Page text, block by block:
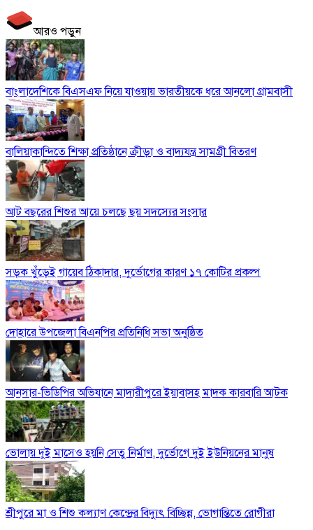
আরও পড়ুন
বাংলাদেশিকে বিএসএফ নিয়ে যাওয়ায় ভারতীয়কে ধরে আনলো গ্রামবাসী
বালিয়াকান্দিতে শিক্ষা প্রতিষ্ঠানে ক্রীড়া ও বাদ্যযন্ত্র সামগ্রী বিতরণ
আট বছরের শিশুর আয়ে চলছে ছয় সদস্যের সংসার
সড়ক খুঁড়েই গায়েব ঠিকাদার, দুর্ভোগের কারণ ১৭ কোটির প্রকল্প
দোহারে উপজেলা বিএনপির প্রতিনিধি সভা অনুষ্ঠিত
আনসার-ভিডিপির অভিযানে মাদারীপুরে ইয়াবাসহ মাদক কারবারি আটক
ভোলায় দুই মাসেও হয়নি সেতু নির্মাণ, দুর্ভোগে দুই ইউনিয়নের মানুষ
শ্রীপুরে মা ও শিশু কল্যাণ কেন্দ্রের বিদ্যুৎ বিচ্ছিন্ন, ভোগান্তিতে রোগীরা